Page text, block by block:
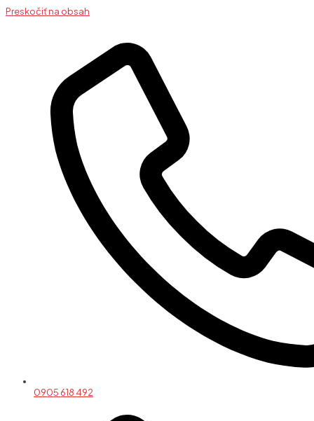
Preskočiť na obsah
0905 618 492